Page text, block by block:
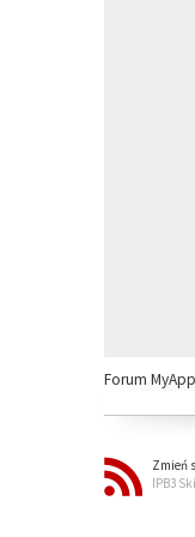
Forum
Zmień
IPB3